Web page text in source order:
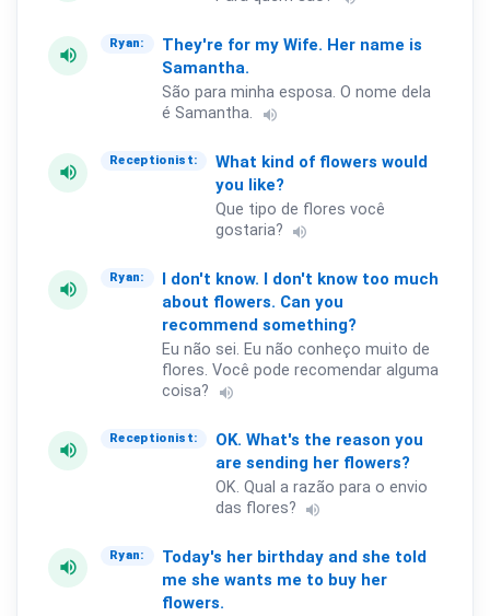
volume_up
Ryan: They're for my Wife. Her name is
Samantha.
São para minha esposa. O nome dela
é Samantha.
volume_up
volume_up
Receptionist: What kind of flowers would
you like?
Que tipo de flores você
gostaria?
volume_up
volume_up
Ryan: I don't know. I don't know too much
about flowers. Can you
recommend something?
Eu não sei. Eu não conheço muito de
flores. Você pode recomendar alguma
coisa?
volume_up
volume_up
Receptionist: OK. What's the reason you
are sending her flowers?
OK. Qual a razão para o envio
das flores?
volume_up
volume_up
Ryan: Today's her birthday and she told
me she wants me to buy her
flowers.